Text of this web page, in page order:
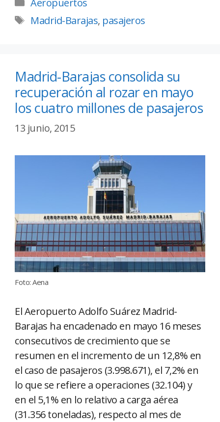
Madrid-Barajas, pasajeros
Madrid-Barajas consolida su
recuperación al rozar en mayo
los cuatro millones de pasajeros
13 junio, 2015
Foto: Aena
El Aeropuerto Adolfo Suárez Madrid-
Barajas ha encadenado en mayo 16 meses
consecutivos de crecimiento que se
resumen en el incremento de un 12,8% en
el caso de pasajeros (3.998.671), el 7,2% en
lo que se refiere a operaciones (32.104) y
en el 5,1% en lo relativo a carga aérea
(31.356 toneladas), respecto al mes de